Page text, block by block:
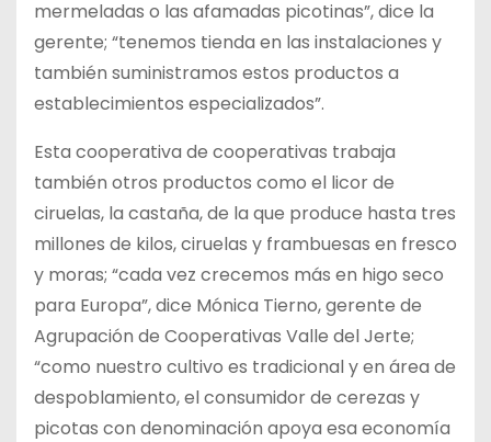
mermeladas o las afamadas picotinas”, dice la
gerente; “tenemos tienda en las instalaciones y
también suministramos estos productos a
establecimientos especializados”.
Esta cooperativa de cooperativas trabaja
también otros productos como el licor de
ciruelas, la castaña, de la que produce hasta tres
millones de kilos, ciruelas y frambuesas en fresco
y moras; “cada vez crecemos más en higo seco
para Europa”, dice Mónica Tierno, gerente de
Agrupación de Cooperativas Valle del Jerte;
“como nuestro cultivo es tradicional y en área de
despoblamiento, el consumidor de cerezas y
picotas con denominación apoya esa economía